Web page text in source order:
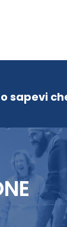
sapevi